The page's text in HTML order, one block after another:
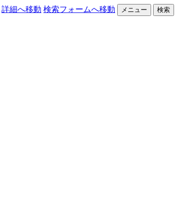
詳細へ移動 検索フォームへ移動 メニュー 検索